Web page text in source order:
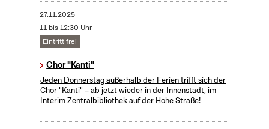
27.11.2025
11 bis 12:30 Uhr
Eintritt frei
Chor "Kanti"
Jeden Donnerstag außerhalb der Ferien trifft sich der
Chor "Kanti" – ab jetzt wieder in der Innenstadt, im
Interim Zentralbibliothek auf der Hohe Straße!